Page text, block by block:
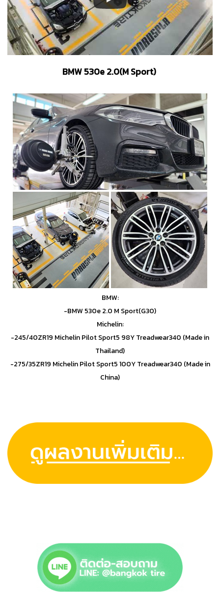
BMW 530e 2.0(M Sport)
BMW:
-BMW 530e 2.0 M Sport(G30)
Michelin:
-245/40ZR19 Michelin Pilot Sport5 98Y Treadwear340 (Made in
Thailand)
-275/35ZR19 Michelin Pilot Sport5 100Y Treadwear340 (Made in
China)